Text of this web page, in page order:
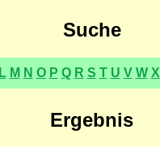
Suche
L M N O P Q R S T U V W X
Ergebnis